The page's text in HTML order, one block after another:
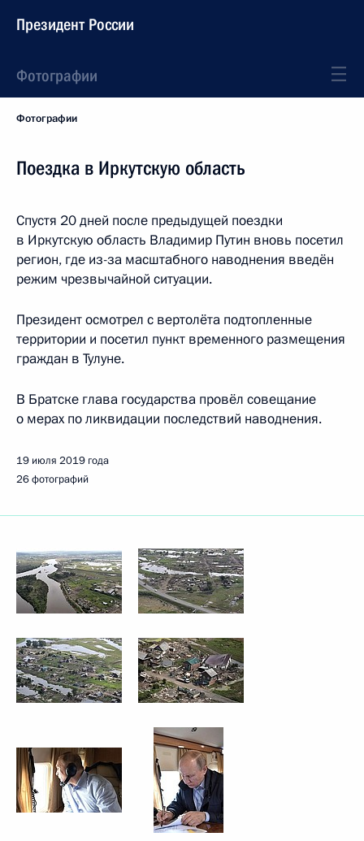
Президент России
Фотографии
Фотографии
Поездка в Иркутскую область
Спустя 20 дней после предыдущей поездки
в Иркутскую область Владимир Путин вновь посетил
регион, где из-за масштабного наводнения введён
режим чрезвычайной ситуации.
Президент осмотрел с вертолёта подтопленные
территории и посетил пункт временного размещения
граждан в Тулуне.
В Братске глава государства провёл совещание
о мерах по ликвидации последствий наводнения.
19 июля 2019 года
26 фотографий